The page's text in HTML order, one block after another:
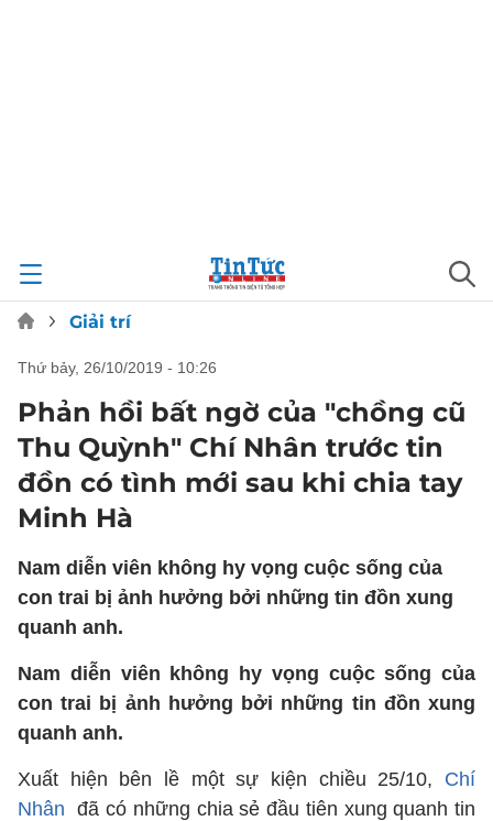
Giải trí
thứ bảy, 26/10/2019 - 10:26
Phản hồi bất ngờ của "chồng cũ
Thu Quỳnh" Chí Nhân trước tin
đồn có tình mới sau khi chia tay
Minh Hà
Nam diễn viên không hy vọng cuộc sống của
con trai bị ảnh hưởng bởi những tin đồn xung
quanh anh.
Nam diễn viên không hy vọng cuộc sống của
con trai bị ảnh hưởng bởi những tin đồn xung
quanh anh.
Xuất hiện bên lề một sự kiện chiều 25/10, Chí
Nhân đã có những chia sẻ đầu tiên xung quanh tin